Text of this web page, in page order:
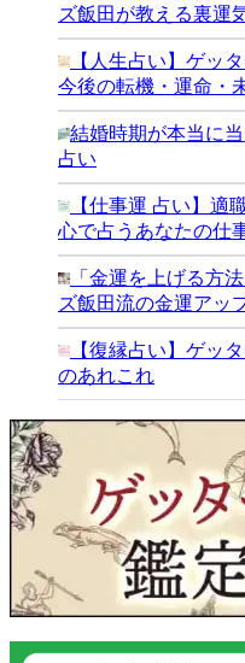
ズ飯田が教える裏運
【人生占い】ゲッ
今後の転機・運命・
結婚時期が本当に
占い
【仕事運 占い】適
心で占うあなたの仕
「金運を上げる方
ズ飯田流の金運アッ
【復縁占い】ゲッ
のあれこれ